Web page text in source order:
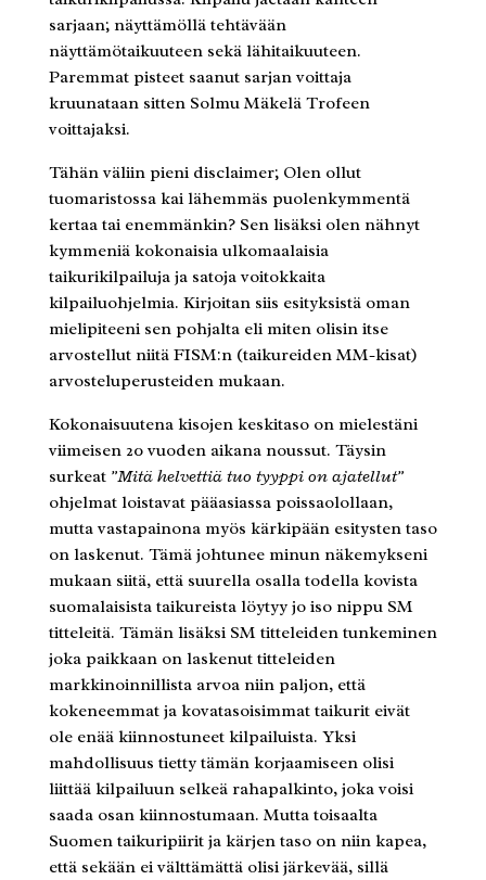
sarjaan; näyttämöllä tehtävään
näyttämötaikuuteen sekä lähitaikuuteen.
Paremmat pisteet saanut sarjan voittaja
kruunataan sitten Solmu Mäkelä Trofeen
voittajaksi.
Tähän väliin pieni disclaimer; Olen ollut
tuomaristossa kai lähemmäs puolenkymmentä
kertaa tai enemmänkin? Sen lisäksi olen nähnyt
kymmeniä kokonaisia ulkomaalaisia
taikurikilpailuja ja satoja voitokkaita
kilpailuohjelmia. Kirjoitan siis esityksistä oman
mielipiteeni sen pohjalta eli miten olisin itse
arvostellut niitä FISM:n (taikureiden MM-kisat)
arvosteluperusteiden mukaan.
Kokonaisuutena kisojen keskitaso on mielestäni
viimeisen 20 vuoden aikana noussut. Täysin
surkeat ”Mitä helvettiä tuo tyyppi on ajatellut”
ohjelmat loistavat pääasiassa poissaolollaan,
mutta vastapainona myös kärkipään esitysten taso
on laskenut. Tämä johtunee minun näkemykseni
mukaan siitä, että suurella osalla todella kovista
suomalaisista taikureista löytyy jo iso nippu SM
titteleitä. Tämän lisäksi SM titteleiden tunkeminen
joka paikkaan on laskenut titteleiden
markkinoinnillista arvoa niin paljon, että
kokeneemmat ja kovatasoisimmat taikurit eivät
ole enää kiinnostuneet kilpailuista. Yksi
mahdollisuus tietty tämän korjaamiseen olisi
liittää kilpailuun selkeä rahapalkinto, joka voisi
saada osan kiinnostumaan. Mutta toisaalta
Suomen taikuripiirit ja kärjen taso on niin kapea,
että sekään ei välttämättä olisi järkevää, sillä